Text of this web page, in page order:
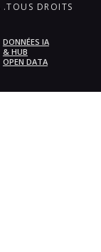
.TOUS DROITS
DONNÉES IA
& HUB
OPEN DATA